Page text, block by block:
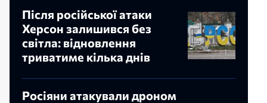
Після російської атаки
Херсон залишився без
світла: відновлення
триватиме кілька днів
Росіяни атакували дроном